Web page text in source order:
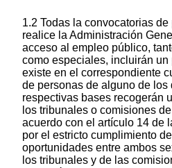
1.2 Todas la convocatorias
realice la Administración
acceso al empleo público,
como especiales, incluirán un
existe en el correspondiente
de personas de alguno de los
respectivas bases recogerán
los tribunales o comisiones
acuerdo con el artículo 14 de
por el estricto cumplimiento
oportunidades entre ambos
los tribunales y de las